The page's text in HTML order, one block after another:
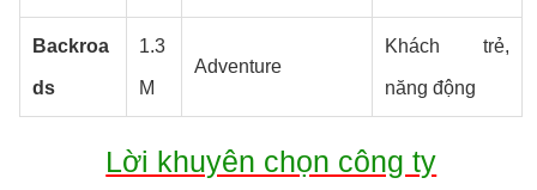
Backroa
ds
1.3
M
Adventure
Khách trẻ,
năng động
Lời khuyên chọn công ty